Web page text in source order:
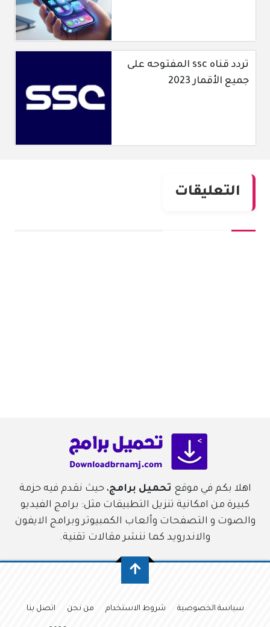
تردد قناه ssc المفتوحه على
جميع الأقمار 2023
التعليقات
اهلا بكم في موقع تحميل برامج، حيث نقدم فيه حزمة
كبيرة من امكانية تنزيل التطبيقات مثل: برامج الفيديو
والصوت و التصفحات وألعاب الكمبيوتر وبرامج الايفون
والاندرويد كما ننشر مقالات تقنية.
سياسة الخصوصية شروط الاستخدام من نحن اتصل بنا